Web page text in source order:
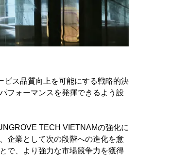
ス品質向上を可能にする戦略的決
フォーマンスを発揮できるよう設
TECH VIETNAMの強化に
企業として次の段階への進化を意
で、より強力な市場競争力を獲得